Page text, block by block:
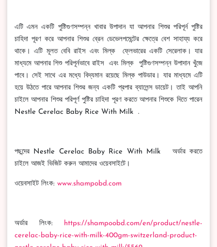
এটি এমন একটি পুষ্টিগুণসম্পন্ন খাবার উপাদান যা আপনার শিশুর পরিপূর্ন পুষ্টির
চাহিদা পূরণ করে আপনার শিশুর ব্রেন ডেভেলপমেন্টের ক্ষেত্রে বেশ সাহায্য করে
থাকে। এটি মূলত বেবি রাইস এবং মিল্ক ফ্লেভারের একটি সেরেলাক। যার
মাধ্যমে আপনার শিশু পরিপূর্নভাবে রাইস এবং মিল্ক পুষ্টিগুণসম্পন্ন উপাদান খুঁজে
পাবে। সেই সাথে এর মধ্যে বিদ্যমান রয়েছে মিল্ক পাউডার। যার মাধ্যমে এটি
হয়ে উঠতে পারে আপনার শিশুর জন্য একটি প্রপার ব্যালেন্স ডায়েট। তাই আপনি
চাইলে আপনার শিশুর পরিপূর্ণ পুষ্টির চাহিদা পূরণ করতে আপনার শিশুকে দিতে পারেন
Nestle Cerelac Baby Rice With Milk .
পছন্দের Nestle Cerelac Baby Rice With Milk অর্ডার করতে
চাইলে আজই ভিজিট করুন আমাদের ওয়েবসাইটে।
ওয়েবসাইট লিংক: www.shampobd.com
অর্ডার লিংক: https://shampoobd.com/en/product/nestle-
cerelac-baby-rice-with-milk-400gm-switzerland-product-